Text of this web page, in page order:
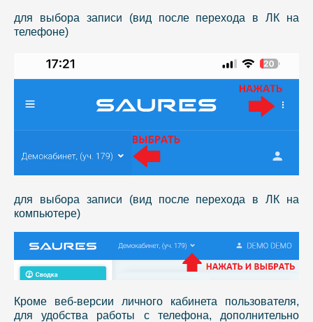
для выбора записи (вид после перехода в ЛК на
телефоне)
для выбора записи (вид после перехода в ЛК на
компьютере)
Кроме веб-версии личного кабинета пользователя,
для удобства работы с телефона, дополнительно